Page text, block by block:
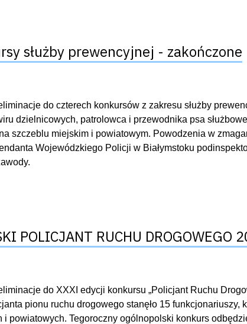
służby prewencyjnej - zakończone
do czterech konkursów z zakresu służby
dzielnicowych, patrolowca i przewodnika psa
szczeblu miejskim i powiatowym. Powodzenia w
Wojewódzkiego Policji w Białymstoku
POLICJANT RUCHU DROGOWEGO
do XXXI edycji konkursu „Policjant Ruchu
pionu ruchu drogowego stanęło 15 funkcjonariuszy,
i powiatowych. Tegoroczny ogólnopolski konkurs